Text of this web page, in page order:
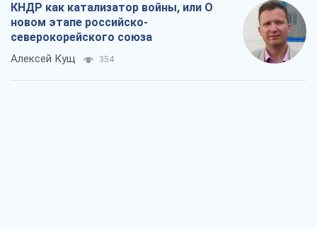
КНДР как катализатор войны, или О
новом этапе российско-
северокорейского союза
Алексей Кущ 354